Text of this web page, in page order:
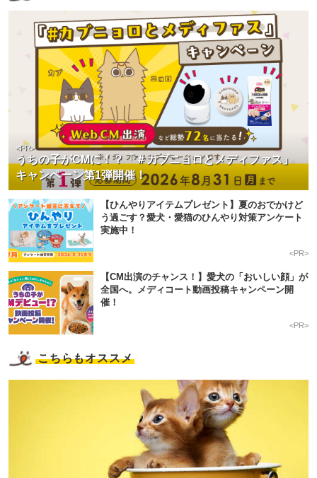
うちの子がCMに！？「＃カブニョロとメディファス」
キャンペーン第1弾開催！
<PR>
【ひんやりアイテムプレゼント】夏のおでかけど
う過ごす？愛犬・愛猫のひんやり対策アンケート
実施中！
<PR>
【CM出演のチャンス！】愛犬の「おいしい顔」が
全国へ。メディコート動画投稿キャンペーン開
催！
<PR>
こちらもオススメ